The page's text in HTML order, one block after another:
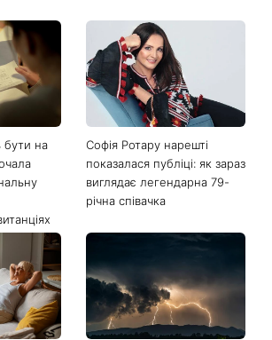
бути на
Софія Ротару нарешті
показалася публіці: як зараз
виглядає легендарна 79-
річна співачка